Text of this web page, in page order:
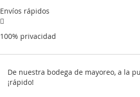
Envíos rápidos
100% privacidad
De nuestra bodega de mayoreo, a la
¡rápido!